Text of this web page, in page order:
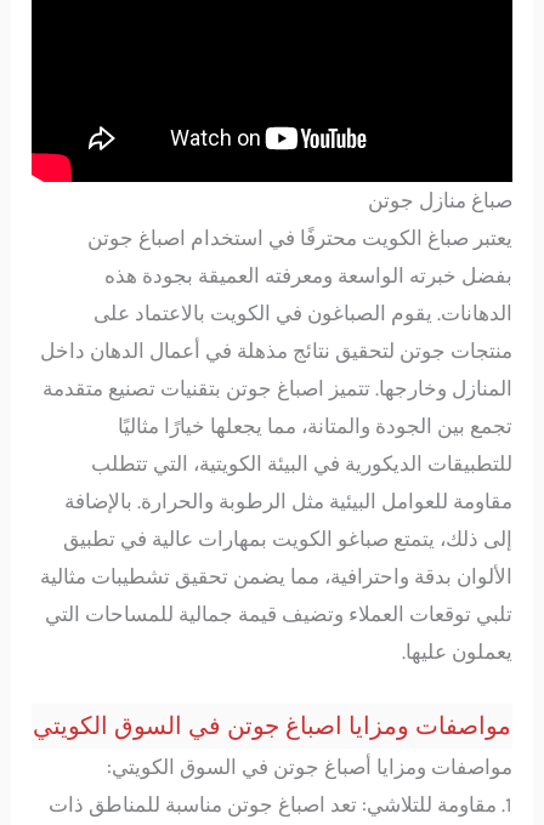
صباغ منازل جوتن
يعتبر صباغ الكويت محترفًا في استخدام اصباغ جوتن
بفضل خبرته الواسعة ومعرفته العميقة بجودة هذه
الدهانات. يقوم الصباغون في الكويت بالاعتماد على
منتجات جوتن لتحقيق نتائج مذهلة في أعمال الدهان داخل
المنازل وخارجها. تتميز اصباغ جوتن بتقنيات تصنيع متقدمة
تجمع بين الجودة والمتانة، مما يجعلها خيارًا مثاليًا
للتطبيقات الديكورية في البيئة الكويتية، التي تتطلب
مقاومة للعوامل البيئية مثل الرطوبة والحرارة. بالإضافة
إلى ذلك، يتمتع صباغو الكويت بمهارات عالية في تطبيق
الألوان بدقة واحترافية، مما يضمن تحقيق تشطيبات مثالية
تلبي توقعات العملاء وتضيف قيمة جمالية للمساحات التي
يعملون عليها.
مواصفات ومزايا اصباغ جوتن في السوق الكويتي
مواصفات ومزايا أصباغ جوتن في السوق الكويتي:
1. مقاومة للتلاشي: تعد اصباغ جوتن مناسبة للمناطق ذات